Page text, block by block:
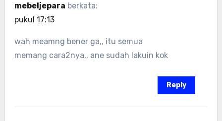
mebeljepara berkata:
pukul 17:13
wah meamng bener ga,, itu semua
memang cara2nya,, ane sudah lakuin kok
Reply